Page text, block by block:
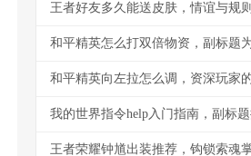
王者好友多久能送皮肤，情谊与规
和平精英向左拉怎么调，资深玩家